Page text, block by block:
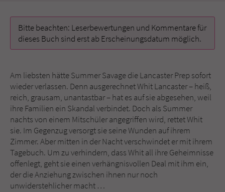
Bitte beachten: Leserbewertungen und Kommentare für
dieses Buch sind erst ab Erscheinungsdatum möglich.
Am liebsten hätte Summer Savage die Lancaster Prep sofort
wieder verlassen. Denn ausgerechnet Whit Lancaster – heiß,
reich, grausam, unantastbar – hat es auf sie abgesehen, weil
ihre Familien ein Skandal verbindet. Doch als Summer
nachts von einem Mitschüler angegriffen wird, rettet Whit
sie. Im Gegenzug versorgt sie seine Wunden auf ihrem
Zimmer. Aber mitten in der Nacht verschwindet er mit ihrem
Tagebuch. Um zu verhindern, dass Whit all ihre Geheimnisse
offenlegt, geht sie einen verhängnisvollen Deal mit ihm ein,
der die Anziehung zwischen ihnen nur noch
unwiderstehlicher macht …
Name tx_pwcomments_ahash
Anbieter Literatur-Couch Medien GmbH & Co. KG
Zweck Cookie für Kommentare einzelner Buchtitel
Name fe_typo_user
Anbieter Literatur-Couch Medien GmbH & Co. KG
Laufzeit Session